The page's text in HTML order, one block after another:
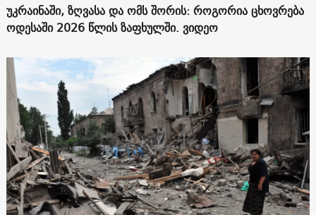
უკრაინაში, ზღვასა და ომს შორის: როგორია ცხოვრება
ოდესაში 2026 წლის ზაფხულში. ვიდეო